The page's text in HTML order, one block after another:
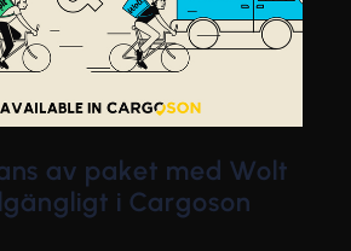
av paket med Wolt
i Cargoson